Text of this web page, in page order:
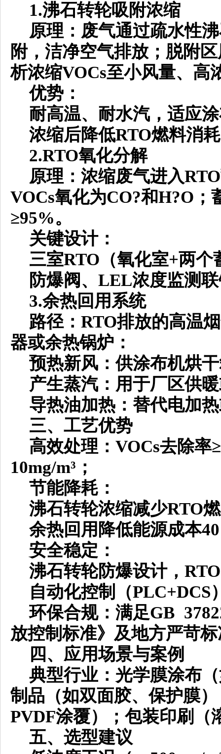
1.沸石转轮吸附浓缩
原理：废气通过疏水性
附，洁净空气排放；脱附
析浓缩VOCs至小风量、高
优势：
耐高温、耐水汽，适应
浓缩后降低RTO燃料消
2.RTO氧化分解
原理：浓缩废气进入
VOCs氧化为CO?和H?O；
≥95%。
关键设计：
三室RTO（氧化室+两个
防爆阀、 LEL浓度监测
3.余热回用系统
路径： RTO排放的高温
器或余热锅炉：
预热新风：供涂布机烘
产生蒸汽：用于厂区供
导热油加热：替代电加
三、工艺优势
高效处理： VOCs去除率
10mg/m³；
节能降耗：
沸石转轮浓缩减少RTO
余热回用降低能源成本
安全稳定：
沸石转轮防爆设计，
自动化控制（PLC+DCS
环保合规：满足GB
放控制标准》及地方严苛
四、应用场景与案例
典型行业： 光学膜涂布
制品（如双面胶、保护膜
PVDF涂覆）；包装印刷（
五、选型建议